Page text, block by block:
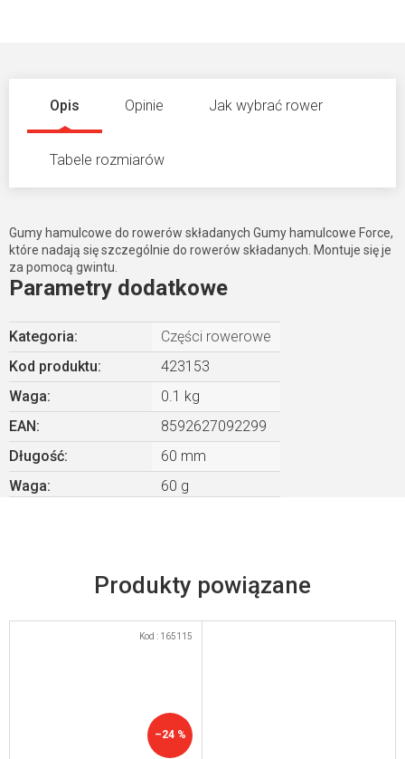
Produkty powiązane
–24 %
Kod : 165115
Opis Opinie Jak wybrać rower
Tabele rozmiarów
Gumy hamulcowe do rowerów składanych Gumy hamulcowe Force,
które nadają się szczególnie do rowerów składanych. Montuje się je
za pomocą gwintu.
Parametry dodatkowe
Kategoria:
Części rowerowe
Kod produktu:
423153
Waga:
0.1 kg
EAN:
8592627092299
Długość:
60 mm
Waga: 60 g